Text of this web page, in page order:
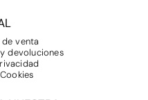
venta
devoluciones